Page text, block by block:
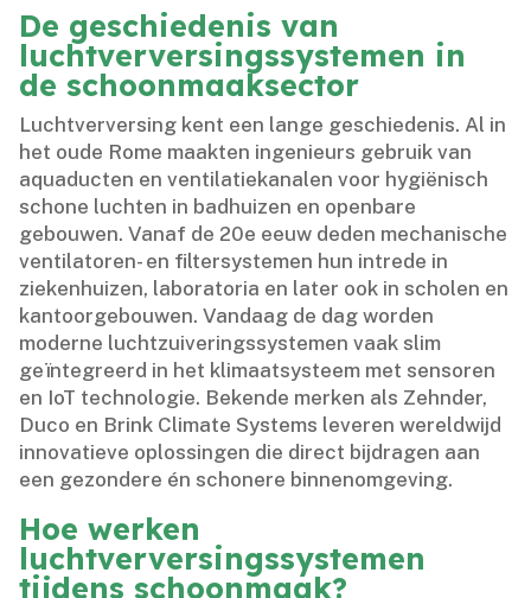
De geschiedenis van
luchtverversingssystemen in
de schoonmaaksector
Luchtverversing kent een lange geschiedenis.​ Al in
het oude Rome maakten ingenieurs gebruik van
aquaducten en ventilatiekanalen voor hygiënisch
schone luchten in badhuizen en openbare
gebouwen.​ Vanaf de 20e eeuw deden mechanische
ventilatoren- en filtersystemen hun intrede in
ziekenhuizen, laboratoria en later ook in scholen en
kantoorgebouwen.​ Vandaag de dag worden
moderne luchtzuiveringssystemen vaak slim
geïntegreerd in het klimaatsysteem met sensoren
en IoT technologie.​ Bekende merken als Zehnder,
Duco en Brink Climate Systems leveren wereldwijd
innovatieve oplossingen die direct bijdragen aan
een gezondere én schonere binnenomgeving.​
Hoe werken
luchtverversingssystemen
tijdens schoonmaak?